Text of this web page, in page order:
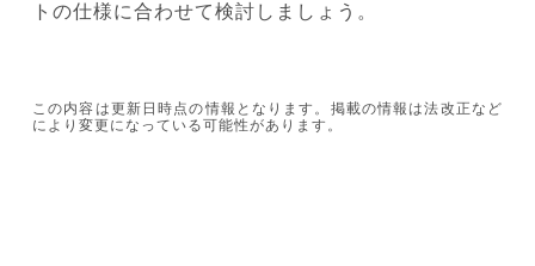
トの仕様に合わせて検討しましょう。
この内容は更新日時点の情報となります。掲載の情報は法改正など
により変更になっている可能性があります。